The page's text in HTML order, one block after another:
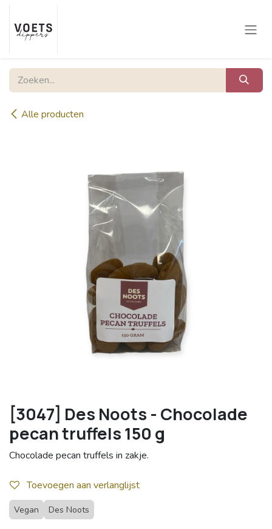
Overslaan naar inhoud
Alle producten
[3047] Des Noots - Chocolade
pecan truffels 150 g
Chocolade pecan truffels in zakje.
Toevoegen aan verlanglijst
Vegan Des Noots